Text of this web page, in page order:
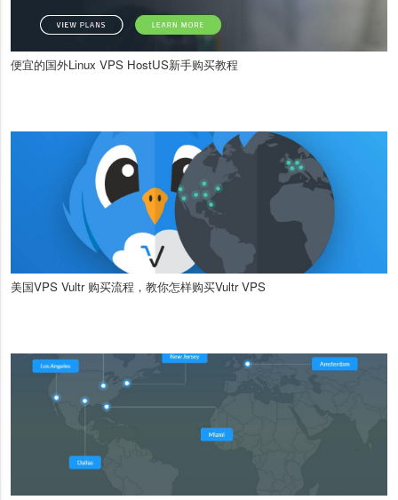
便宜的国外Linux VPS HostUS新手购买教程
美国VPS Vultr 购买流程，教你怎样购买Vultr VPS